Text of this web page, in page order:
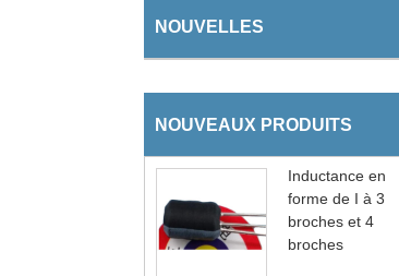
NOUVELLES
NOUVEAUX PRODUITS
Inductance en
forme de I à 3
broches et 4
broches